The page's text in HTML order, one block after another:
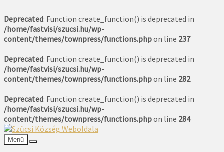
Deprecated: Function create_function() is deprecated in
/home/fastvisi/szucsi.hu/wp-
content/themes/townpress/functions.phpon line 237
Deprecated: Function create_function() is deprecated in
/home/fastvisi/szucsi.hu/wp-
content/themes/townpress/functions.phpon line 282
Deprecated: Function create_function() is deprecated in
/home/fastvisi/szucsi.hu/wp-
content/themes/townpress/functions.phpon line 284
Menü